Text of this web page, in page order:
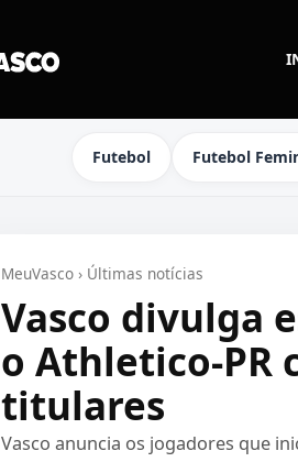
Futebol Futebol
MeuVasco › Últimas notícias
Vasco divulga
o Athletico-PR
titulares
Vasco anuncia os jogadores que